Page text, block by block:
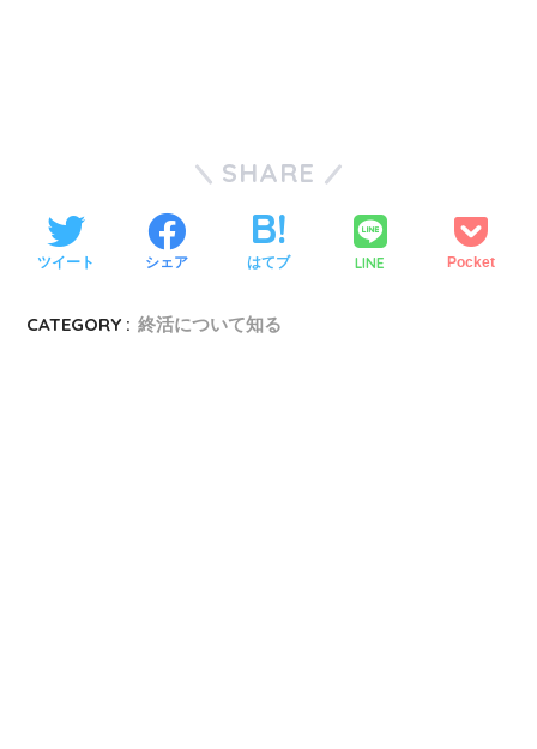
SHARE
ツイート シェア はてブ LINE Pocket
CATEGORY : 終活について知る